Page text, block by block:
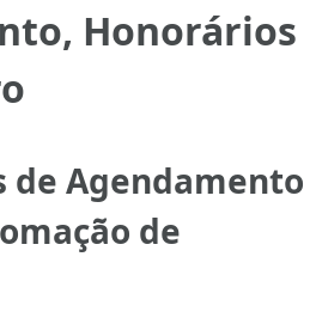
Honorários
de Agendamento
de